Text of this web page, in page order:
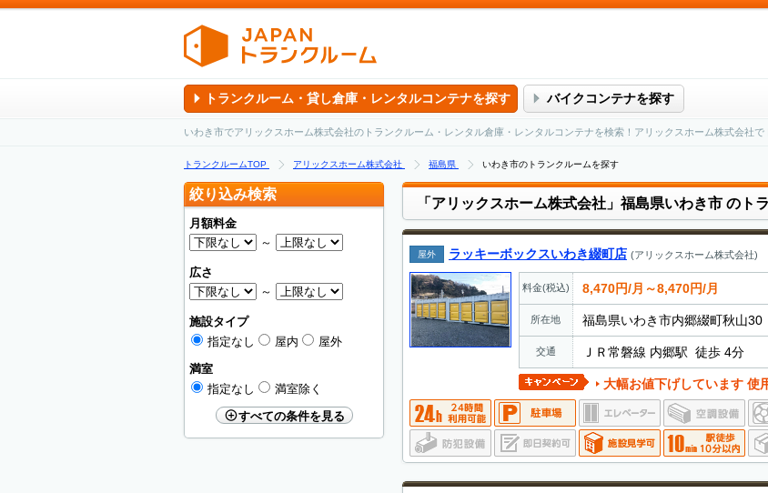
トランクルーム・貸し倉庫・レンタルコンテナを探す バイクコンテナを探す
いわき市でアリックスホーム株式会社のトランクルーム・レンタル倉庫・レンタルコンテナを検索！アリックスホーム株式会社
トランクルームTOP アリックスホーム株式会社 福島県 いわき市のトランクルームを探す
「アリックスホーム株式会社」福島県いわき市 のト
屋外 ラッキーボックスいわき綴町店 (アリックスホーム株式会社)
料金(税込) 8,470円/月～8,470円/月
所在地 福島県いわき市内郷綴町秋山30
交通 ＪＲ常磐線 内郷駅 徒歩 4分
大幅お値下げしています 使用料1か月分無料
絞り込み検索
月額料金
～
広さ
～
施設タイプ
指定なし
屋内
屋外
満室
指定なし
満室除く
すべての条件を見る